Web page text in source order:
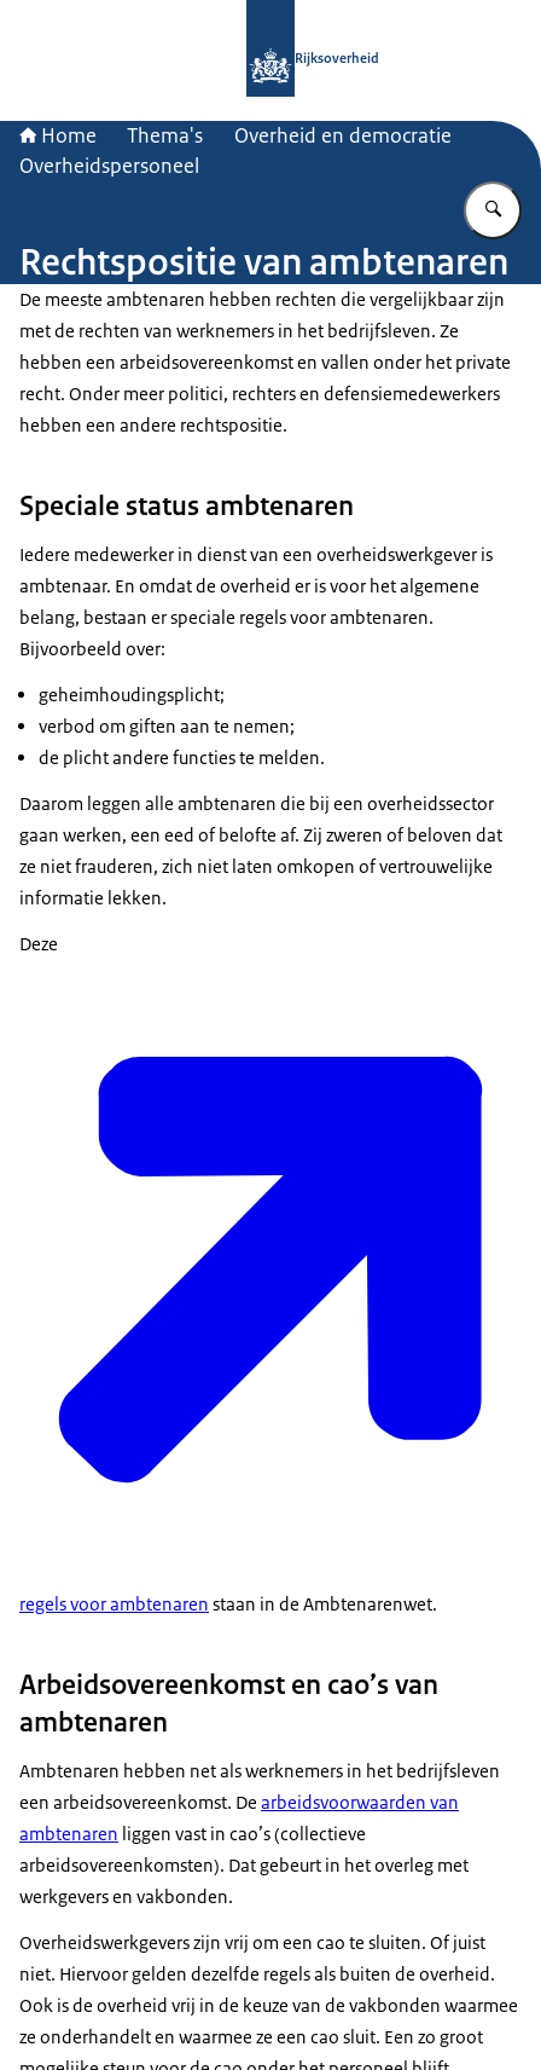
Rijksoverheid
Home Thema's
Overheid en democratie
Overheidspersoneel
Rechtspositie van ambtenaren
De meeste ambtenaren hebben rechten die vergelijkbaar zijn
met de rechten van werknemers in het bedrijfsleven. Ze
hebben een arbeidsovereenkomst en vallen onder het private
recht. Onder meer politici, rechters en defensiemedewerkers
hebben een andere rechtspositie.
Speciale status ambtenaren
Iedere medewerker in dienst van een overheidswerkgever is
ambtenaar. En omdat de overheid er is voor het algemene
belang, bestaan er speciale regels voor ambtenaren.
Bijvoorbeeld over:
geheimhoudingsplicht;
verbod om giften aan te nemen;
de plicht andere functies te melden.
Daarom leggen alle ambtenaren die bij een overheidssector
gaan werken, een eed of belofte af. Zij zweren of beloven dat
ze niet frauderen, zich niet laten omkopen of vertrouwelijke
informatie lekken.
Deze
regels voor ambtenaren staan in de Ambtenarenwet.
Arbeidsovereenkomst en cao’s van
ambtenaren
Ambtenaren hebben net als werknemers in het bedrijfsleven
een arbeidsovereenkomst. De arbeidsvoorwaarden van
ambtenaren liggen vast in cao’s (collectieve
arbeidsovereenkomsten). Dat gebeurt in het overleg met
werkgevers en vakbonden.
Overheidswerkgevers zijn vrij om een cao te sluiten. Of juist
niet. Hiervoor gelden dezelfde regels als buiten de overheid.
Ook is de overheid vrij in de keuze van de vakbonden waarmee
ze onderhandelt en waarmee ze een cao sluit. Een zo groot